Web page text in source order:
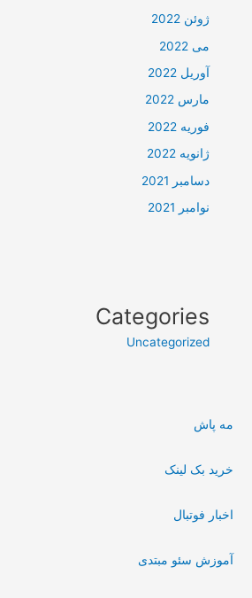
ژوئن 2022
می 2022
آوریل 2022
مارس 2022
فوریه 2022
ژانویه 2022
دسامبر 2021
نوامبر 2021
Categories
Uncategorized
مه پاش
خرید بک لینک
اخبار فوتبال
آموزش سئو مبتدی